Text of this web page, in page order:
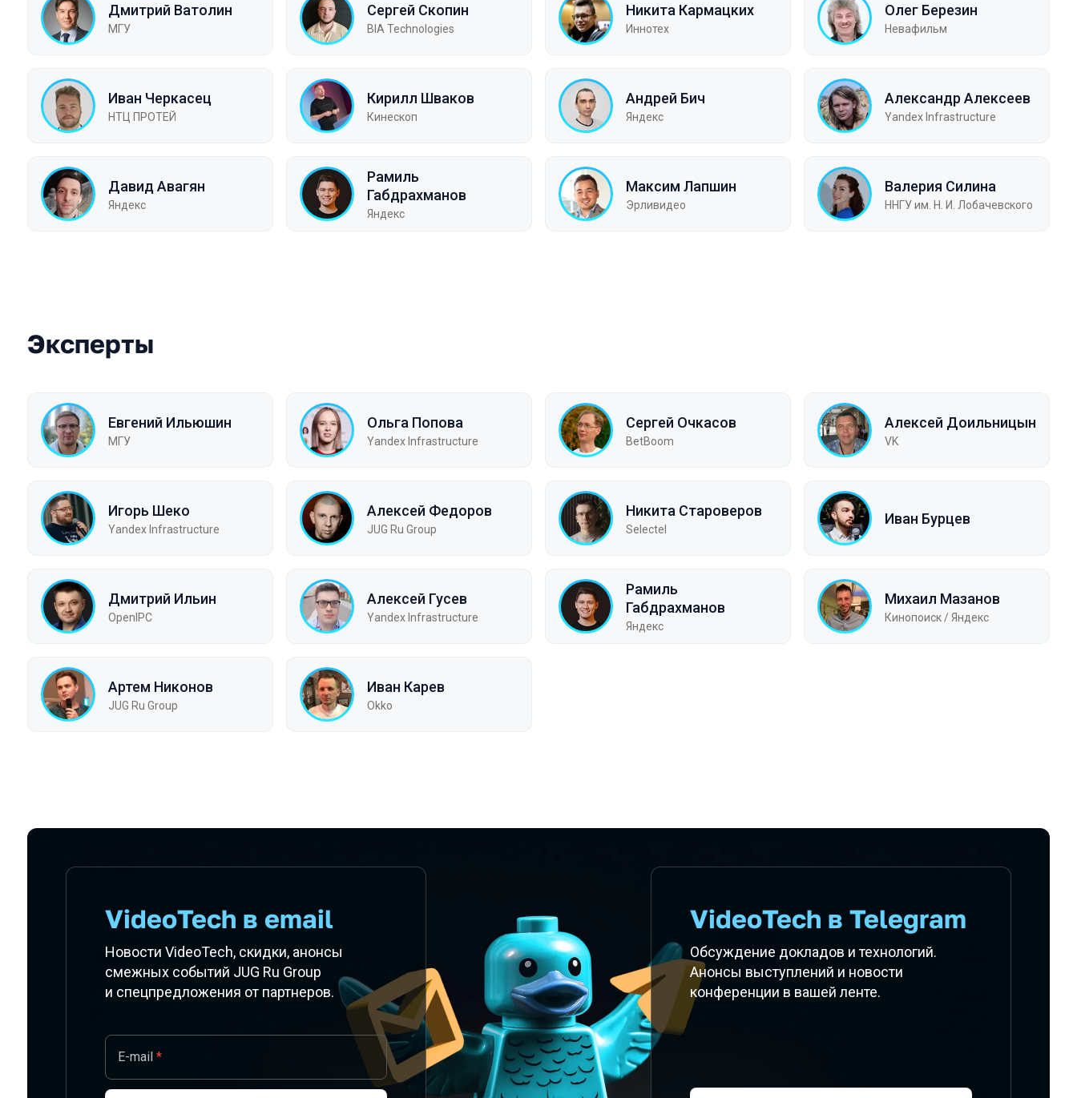
Дмитрий Ватолин
МГУ
Сергей Скопин
BIA Technologies
Никита Кармацких
Иннотех
Олег Березин
Невафильм
Иван Черкасец
НТЦ ПРОТЕЙ
Кирилл Шваков
Кинескоп
Андрей Бич
Яндекс
Александр Алексеев
Yandex Infrastructure
Давид Авагян
Яндекс
Рамиль
Габдрахманов
Яндекс
Максим Лапшин
Эрливидео
Валерия Силина
ННГУ им. Н. И. Лобачевского
Эксперты
Евгений Ильюшин
МГУ
Ольга Попова
Yandex Infrastructure
Сергей Очкасов
BetBoom
Алексей Доильницын
VK
Игорь Шеко
Yandex Infrastructure
Алексей Федоров
JUG Ru Group
Никита Староверов
Selectel
Иван Бурцев
Дмитрий Ильин
OpenIPC
Алексей Гусев
Yandex Infrastructure
Рамиль
Габдрахманов
Яндекс
Михаил Мазанов
Кинопоиск / Яндекс
Артем Никонов
JUG Ru Group
Иван Карев
Okko
VideoTech в email
Новости VideoTech, скидки, анонсы
смежных событий JUG Ru Group
и спецпредложения от партнеров.
E-mail *
VideoTech в Telegram
Обсуждение докладов и технологий.
Анонсы выступлений и новости
конференции в вашей ленте.